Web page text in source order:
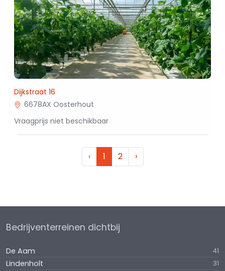
Dijkstraat 16
6678AX Oosterhout
Vraagprijs niet beschikbaar
‹ 1 2 ›
Bedrijventerreinen dichtbij
De Aam 41
Lindenholt 31